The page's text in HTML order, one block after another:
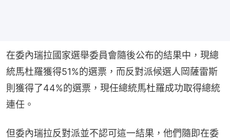
在委內瑞拉國家選舉委員會隨後公布的結果中，現總
統馬杜羅獲得51%的選票，而反對派候選人岡薩雷斯
則獲得了44%的選票，現任總統馬杜羅成功取得總統
連任。
但委內瑞拉反對派並不認可這一結果，他們隨即在委